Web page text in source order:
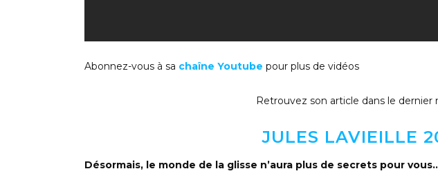
Abonnez-vous à sa chaîne Youtube pour plus de vidéos
Retrouvez son article dans le dernier
JULES LAVIEILLE
Désormais, le monde de la glisse n’aura plus de secrets pour